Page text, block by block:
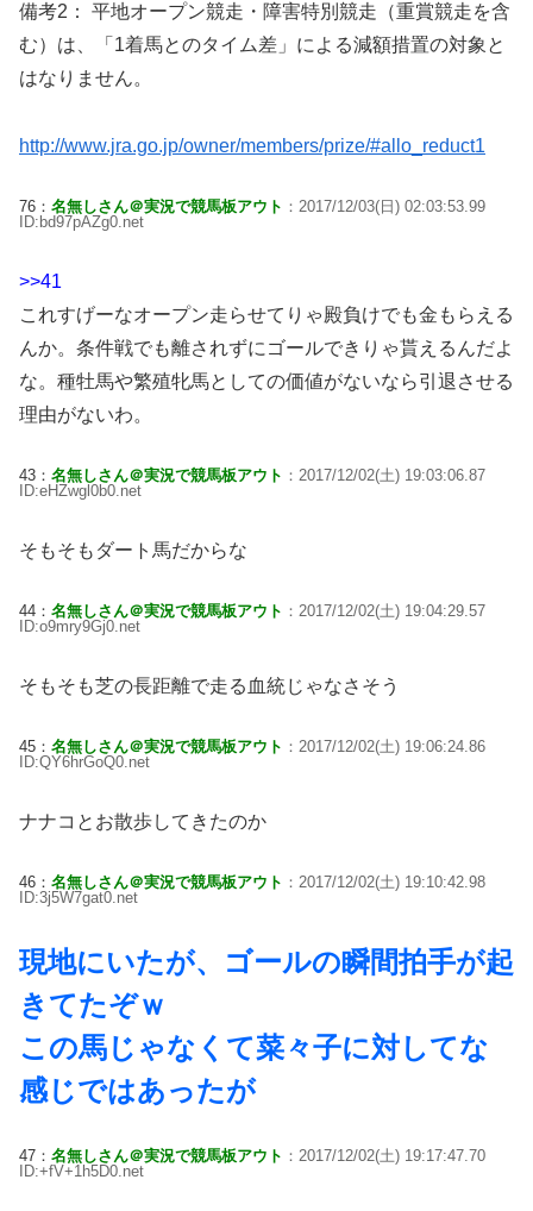
備考2： 平地オープン競走・障害特別競走（重賞競走を含
む）は、「1着馬とのタイム差」による減額措置の対象と
はなりません。
http://www.jra.go.jp/owner/members/prize/#allo_reduct1
76： 名無しさん＠実況で競馬板アウト ：2017/12/03(日) 02:03:53.99
ID:bd97pAZg0.net
>>41
これすげーなオープン走らせてりゃ殿負けでも金もらえる
んか。条件戦でも離されずにゴールできりゃ貰えるんだよ
な。種牡馬や繁殖牝馬としての価値がないなら引退させる
理由がないわ。
43： 名無しさん＠実況で競馬板アウト ：2017/12/02(土) 19:03:06.87
ID:eHZwgl0b0.net
そもそもダート馬だからな
44： 名無しさん＠実況で競馬板アウト ：2017/12/02(土) 19:04:29.57
ID:o9mry9Gj0.net
そもそも芝の長距離で走る血統じゃなさそう
45： 名無しさん＠実況で競馬板アウト ：2017/12/02(土) 19:06:24.86
ID:QY6hrGoQ0.net
ナナコとお散歩してきたのか
46： 名無しさん＠実況で競馬板アウト ：2017/12/02(土) 19:10:42.98
ID:3j5W7gat0.net
現地にいたが、ゴールの瞬間拍手が起
きてたぞｗ
この馬じゃなくて菜々子に対してな
感じではあったが
47： 名無しさん＠実況で競馬板アウト ：2017/12/02(土) 19:17:47.70
ID:+fV+1h5D0.net